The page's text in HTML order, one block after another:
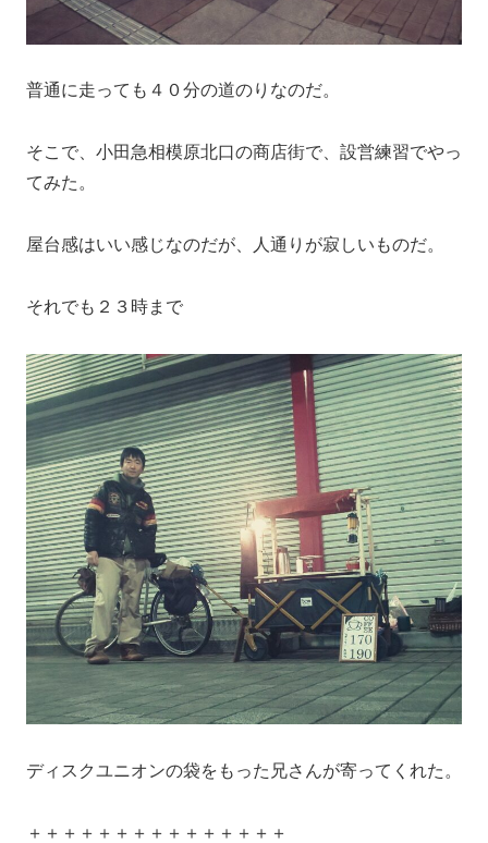
普通に走っても４０分の道のりなのだ。
そこで、小田急相模原北口の商店街で、設営練習でやっ
てみた。
屋台感はいい感じなのだが、人通りが寂しいものだ。
それでも２３時まで
ディスクユニオンの袋をもった兄さんが寄ってくれた。
＋＋＋＋＋＋＋＋＋＋＋＋＋＋＋